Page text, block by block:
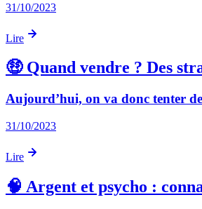
31/10/2023
Lire
🤑 Quand vendre ? Des
Aujourd’hui, on va donc tenter de
31/10/2023
Lire
🧠 Argent et psycho :